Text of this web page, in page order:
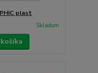
plast
Skladom